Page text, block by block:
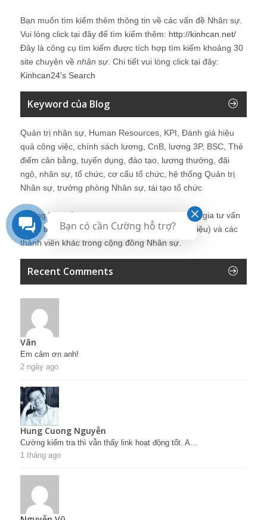
Bạn muốn tìm kiếm thêm thông tin về các vấn đề Nhân sự.
Vui lòng click tại đây để tìm kiếm thêm: http://kinhcan.net/
Đây là công cụ tìm kiếm được tích hợp tìm kiếm khoảng 30
site chuyên về nhân sự. Chi tiết vui lòng click tại đây:
Kinhcan24′s Search
Keyword của Blog
Quản trị nhân sự, Human Resources, KPI, Đánh giá hiệu
quả công việc, chính sách lương, CnB, lương 3P, BSC, Thẻ
điểm cân bằng, tuyển dụng, đào tạo, lương thưởng, đãi
ngộ, nhân sự, tổ chức, cơ cấu tổ chức, hệ thống Quản trị
Nhân sự, trưởng phòng Nhân sự, tái tạo tổ chức
Những bài viết tại blog được chia sẻ bởi chuyên gia tư vấn
Quản trị Nhân sự Nguyễn Hùng Cường (giới thiệu) và các
thành viên khác trong cộng đồng Nhân sự.
Recent Comments
Vân
Em cảm ơn anh!
2 ngày ago
Hung Cuong Nguyễn
Cường kiểm tra thì vẫn thấy link hoạt động tốt. A...
1 tháng ago
Bạn có cần Cường hỗ trợ?